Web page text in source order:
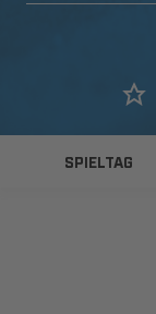
SPIELTAG